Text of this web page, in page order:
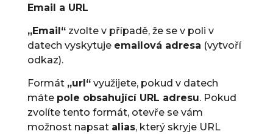
Email a URL
„Email“zvolte v případě, že se v poli v
datech vyskytuje emailová adresa (vytvoří
odkaz).
Formát „url“využijete, pokud v datech
máte pole obsahující URL adresu. Pokud
zvolíte tento formát, otevře se vám
možnost napsat alias, který skryje URL